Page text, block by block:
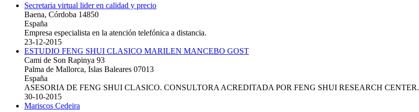
Secretaria virtual lider en calidad y precio
Baena, Córdoba 14850
España
Empresa especialista en la atención telefónica a distancia.
23-12-2015
ESTUDIO FENG SHUI CLASICO MARILEN MANCEBO GOST
Cami de Son Rapinya 93
Palma de Mallorca, Islas Baleares 07013
España
ASESORIA DE FENG SHUI CLASICO. CONSULTORA ACREDITADA POR FENG SHUI RESEARCH CENTER.
30-10-2015
Mariscos Cedeira